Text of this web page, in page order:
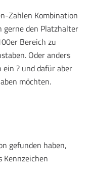
Zahlen Kombination
gerne den Platzhalter
Bereich zu
Oder anders
? und dafür aber
möchten.
gefunden haben,